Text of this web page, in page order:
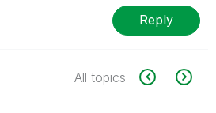
Reply
All topics